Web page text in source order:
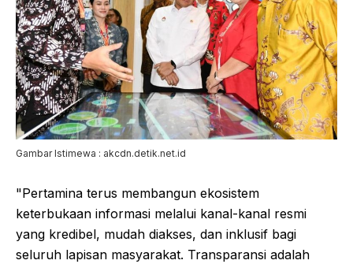
Gambar Istimewa : akcdn.detik.net.id
"Pertamina terus membangun ekosistem
keterbukaan informasi melalui kanal-kanal resmi
yang kredibel, mudah diakses, dan inklusif bagi
seluruh lapisan masyarakat. Transparansi adalah